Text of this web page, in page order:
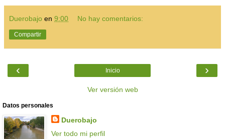
Duerobajo en 9:00 No hay comentarios:
Compartir
‹ ›
Inicio
Ver versión web
Datos personales
Duerobajo
Ver todo mi perfil